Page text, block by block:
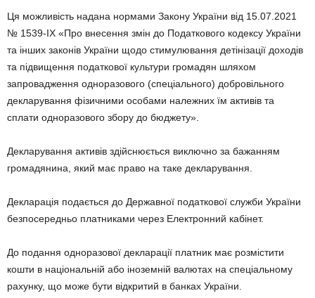
Ця можливість надана нормами Закону України від 15.07.2021
№ 1539-IX «Про внесення змін до Податкового кодексу України
та інших законів України щодо стимулювання детінізації доходів
та підвищення податкової культури громадян шляхом
запровадження одноразового (спеціального) добровільного
декларування фізичними особами належних їм активів та
сплати одноразового збору до бюджету».
Декларування активів здійснюється виключно за бажанням
громадянина, який має право на таке декларування.
Декларація подається до Державної податкової служби України
безпосередньо платниками через Електронний кабінет.
До подання одноразової декларації платник має розмістити
кошти в національній або іноземній валютах на спеціальному
рахунку, що може бути відкритий в банках України.